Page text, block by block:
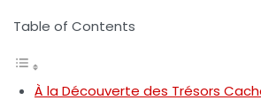
Table of Contents
À la Découverte des Trésors